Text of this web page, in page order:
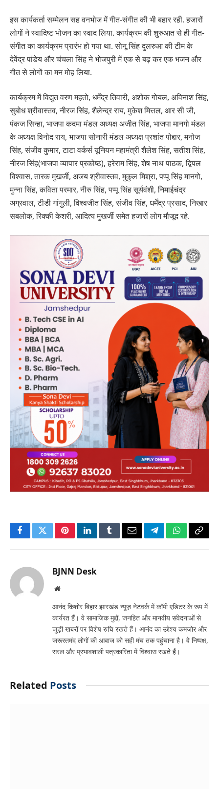
इस कार्यकर्ता सम्मेलन सह वनभोज में गीत-संगीत की भी बहार रही. हजारों
लोगों ने स्वादिष्ट भोजन का स्वाद लिया. कार्यक्रम की शुरुआत से ही गीत-
संगीत का कार्यक्रम प्रारंभ हो गया था. सोनू सिंह दुलरुआ की टीम के
देवेंद्र पांडेय और चंचला सिंह ने भोजपुरी में एक से बढ़ कर एक भजन और
गीत से लोगों का मन मोह लिया.
कार्यक्रम में विद्युत वरण महतो, धर्मेंद्र तिवारी, अशोक गोयल, अविनाश सिंह,
सुबोध श्रीवास्तव, नीरज सिंह, शैलेन्द्र राय, मुकेश मित्तल, आर सी जी,
पंकज सिन्हा, भाजपा कदमा मंडल अध्यक्ष अजीत सिंह, भाजपा मानगो मंडल
के अध्यक्ष विनोद राय, भाजपा सोनारी मंडल अध्यक्ष प्रशांत पोद्दार, मनोज
सिंह, संजीव कुमार, टाटा वर्कर्स यूनियन महामंत्री शैलेश सिंह, सतीश सिंह,
नीरज सिंह(भाजपा व्यापार प्रकोष्ठ), हरेराम सिंह, शेष नाथ पाठक, द्विपल
विश्वास, तारक मुखर्जी, अजय श्रीवास्तव, मुकुल मिश्रा, पप्पू सिंह मानगो,
मुन्ना सिंह, कविता परमार, नीरु सिंह, पप्पू सिंह सूर्यवंशी, निमाईचंद्र
अग्रवाल, टीडी गांगुली, विश्वजीत सिंह, संजीव सिंह, धर्मेंद्र प्रसाद, निखार
सबलोक, रिक्की केशरी, आदित्य मुखर्जी समेत हजारों लोग मौजूद रहे.
FacebookTwitterPinterestLinkedInTumblrEmailTelegramWhatsApp
Copy
BJNN Desk
Website
आनंद किशोर बिहार झारखंड न्यूज़ नेटवर्क में कॉपी एडिटर के रूप में
कार्यरत हैं। वे सामाजिक मुद्दों, जनहित और मानवीय संवेदनाओं से
जुड़ी खबरों पर विशेष रुचि रखते हैं। आनंद का उद्देश्य कमजोर और
जरूरतमंद लोगों की आवाज को सही मंच तक पहुंचाना है। वे निष्पक्ष,
सरल और प्रभावशाली पत्रकारिता में विश्वास रखते हैं।
Related Posts